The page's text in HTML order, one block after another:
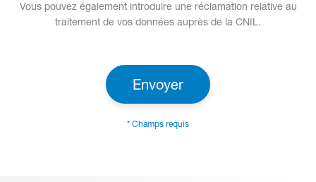
Vous pouvez également introduire une réclamation relative au
traitement de vos données auprès de la CNIL.
* Champs requis